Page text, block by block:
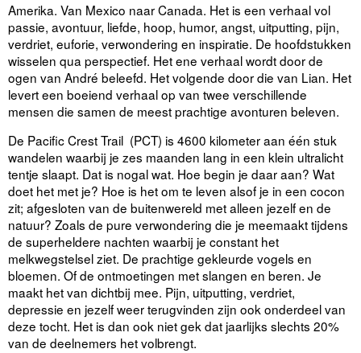
Amerika. Van Mexico naar Canada. Het is een verhaal vol
passie, avontuur, liefde, hoop, humor, angst, uitputting, pijn,
verdriet, euforie, verwondering en inspiratie. De hoofdstukken
wisselen qua perspectief. Het ene verhaal wordt door de
ogen van André beleefd. Het volgende door die van Lian. Het
levert een boeiend verhaal op van twee verschillende
mensen die samen de meest prachtige avonturen beleven.
De Pacific Crest Trail (PCT) is 4600 kilometer aan één stuk
wandelen waarbij je zes maanden lang in een klein ultralicht
tentje slaapt. Dat is nogal wat. Hoe begin je daar aan? Wat
doet het met je? Hoe is het om te leven alsof je in een cocon
zit; afgesloten van de buitenwereld met alleen jezelf en de
natuur? Zoals de pure verwondering die je meemaakt tijdens
de superheldere nachten waarbij je constant het
melkwegstelsel ziet. De prachtige gekleurde vogels en
bloemen. Of de ontmoetingen met slangen en beren. Je
maakt het van dichtbij mee. Pijn, uitputting, verdriet,
depressie en jezelf weer terugvinden zijn ook onderdeel van
deze tocht. Het is dan ook niet gek dat jaarlijks slechts 20%
van de deelnemers het volbrengt.